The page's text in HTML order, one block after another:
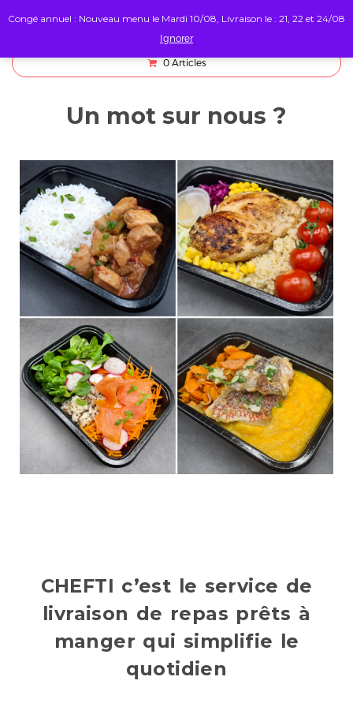
0 Articles
Un mot sur nous ?
CHEFTI c’est le service de
livraison de repas prêts à
manger qui simplifie le
quotidien
Congé annuel : Nouveau menu le Mardi 10/08, Livraison le : 21, 22 et 24/08
Ignorer